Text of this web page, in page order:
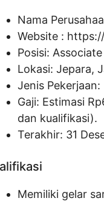
Nama
Website :
Posisi:
Lokasi: Jepara,
Jenis Pekerjaan:
Gaji: Estimasi Rp
dan kualifikasi).
Terakhir: 31
Memiliki gelar